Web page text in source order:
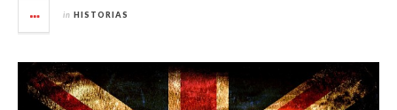
in HISTORIAS